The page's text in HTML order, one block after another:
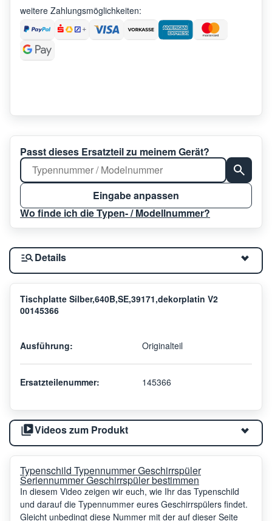
weitere Zahlungsmöglichkeiten:
Passt dieses Ersatzteil zu meinem Gerät?
Eingabe anpassen
Wo finde ich die Typen- / Modellnummer?
Details
Tischplatte Silber,640B,SE,39171,dekorplatin V2
00145366
Ausführung: Originalteil
Ersatzteilenummer: 145366
Videos zum Produkt
Typenschild Typennummer Geschirrspüler
Seriennummer Geschirrspüler bestimmen
In diesem Video zeigen wir euch, wie Ihr das Typenschild
und darauf die Typennummer eures Geschirrspülers findet.
Gleicht unbedingt diese Nummer mit der auf dieser Seite